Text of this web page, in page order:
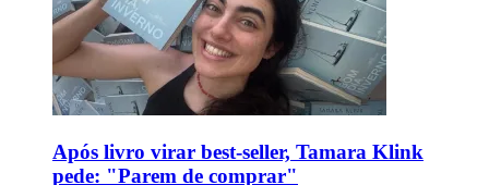
Após livro virar best-seller, Tamara Klink
pede: "Parem de comprar"